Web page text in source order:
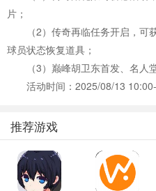
片；
（2）传奇再临任务开启，可
球员状态恢复道具；
（3）巅峰胡卫东首发、名人
活动时间：2025/08/13
推荐游戏